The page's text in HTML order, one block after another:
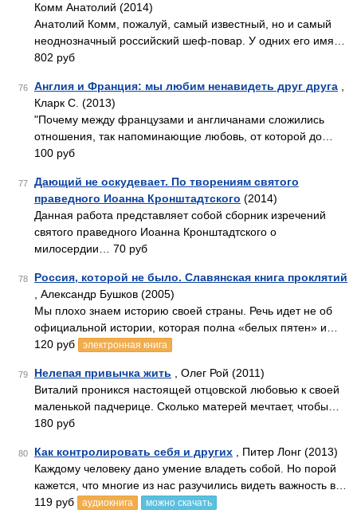
Комм Анатолий (2014)
Анатолий Комм, пожалуй, самый известный, но и самый
неоднозначный российский шеф-повар. У одних его имя…
802 руб
76 Англия и Франция: мы любим ненавидеть друг друга
Кларк С. (2013)
"Почему между французами и англичанами сложились
отношения, так напоминающие любовь, от которой до…
100 руб
77
Дающий не оскудевает. По творениям святого
праведного Иоанна Кронштадтского (2014)
Данная работа представляет собой сборник изречений
святого праведного Иоанна Кронштадтского о
милосердии… 70 руб
78
Россия, которой не было. Славянская книга проклятий
, Александр Бушков (2005)
Мы плохо знаем историю своей страны. Речь идет не об
официальной истории, которая полна «белых пятен» и…
120 руб
электронная книга
79 Нелепая привычка жить , Олег Рой (2011)
Виталий проникся настоящей отцовской любовью к своей
маленькой падчерице. Сколько матерей мечтает, чтобы…
180 руб
80 Как контролировать себя и других , Питер Лонг (2013)
Каждому человеку дано умение владеть собой. Но порой
кажется, что многие из нас разучились видеть важность в…
119 руб
аудиокнига можно скачать